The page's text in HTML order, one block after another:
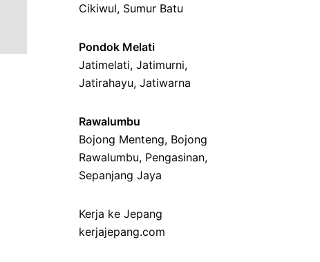
Cikiwul, Sumur Batu
Pondok Melati
Jatimelati, Jatimurni,
Jatirahayu, Jatiwarna
Rawalumbu
Bojong Menteng, Bojong
Rawalumbu, Pengasinan,
Sepanjang Jaya
Kerja ke Jepang
kerjajepang.com